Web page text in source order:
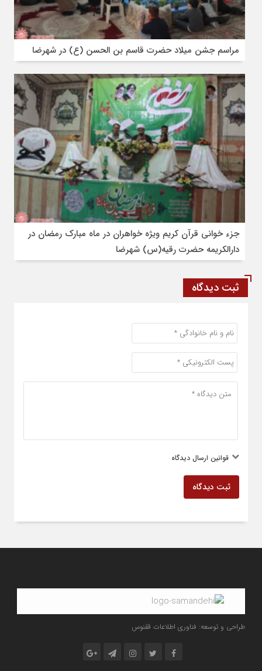
مراسم جشن میلاد حضرت قاسم بن الحسن (ع) در شهرضا
جزء خوانی قرآن کریم ویژه خواهران در ماه مبارک رمضان در
دارالکریمه حضرت رقیه(س) شهرضا
ثبت دیدگاه
قوانین ارسال دیدگاه
ثبت دیدگاه
طراحی و توسعه: فناوری اطلاعات ققنوس